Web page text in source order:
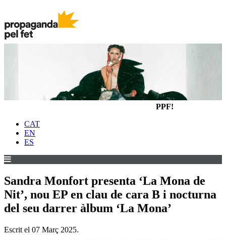
PPF!
CAT
EN
ES
Sandra Monfort presenta ‘La Mona de
Nit’, nou EP en clau de cara B i nocturna
del seu darrer àlbum ‘La Mona’
Escrit el 07 Març 2025.